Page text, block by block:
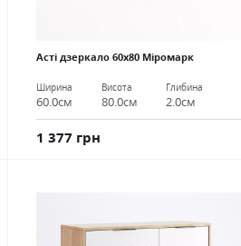
Асті дзеркало 60х80 Міромарк
Ширина
60.0см
Висота
80.0см
Глибина
2.0см
1 377 грн